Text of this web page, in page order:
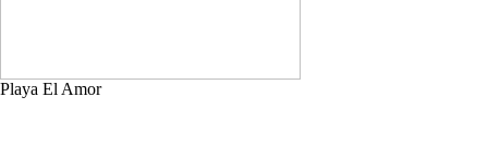
Playa El Amor